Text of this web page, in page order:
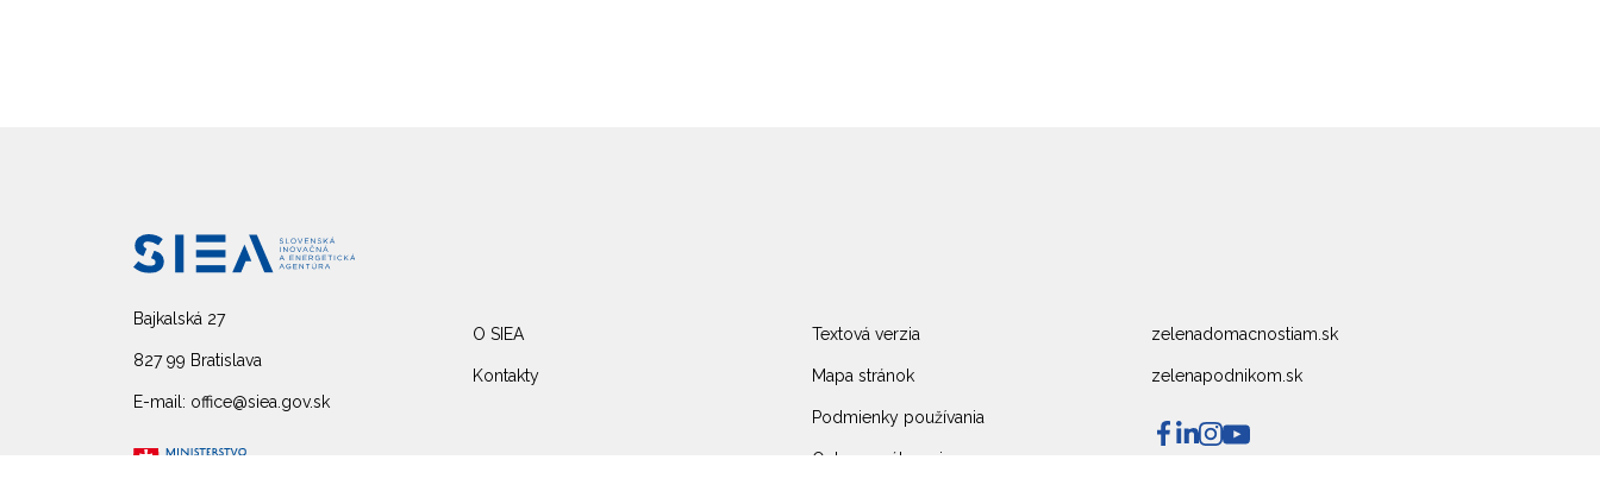
Bajkalská 27
827 99 Bratislava
E-mail: office@siea.gov.sk
O SIEA
Kontakty
Textová verzia
Mapa stránok
Podmienky používania
Ochrana súkromia
zelenadomacnostiam.sk
zelenapodnikom.sk